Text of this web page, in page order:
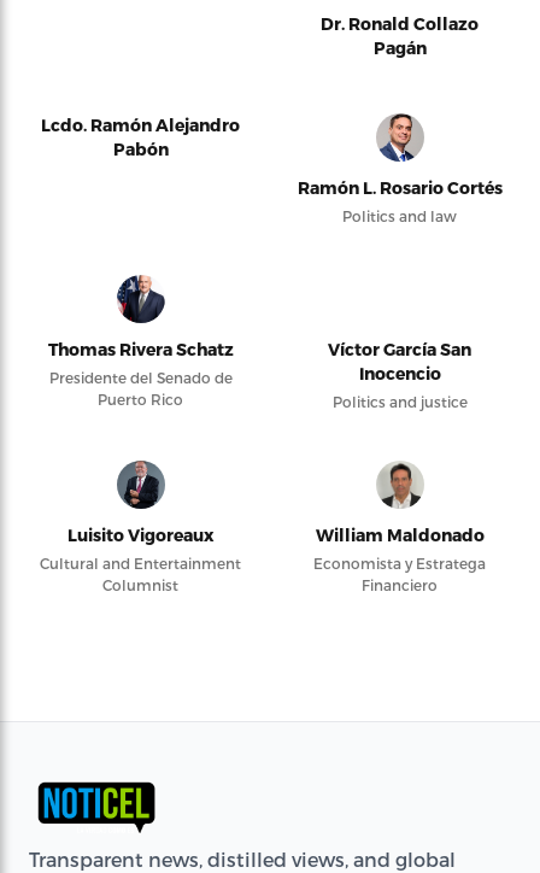
Dr. Ronald Collazo
Pagán
Lcdo. Ramón Alejandro
Pabón
Ramón L. Rosario Cortés
Politics and law
Thomas Rivera Schatz
Presidente del Senado de
Puerto Rico
Víctor García San
Inocencio
Politics and justice
Luisito Vigoreaux
Cultural and Entertainment
Columnist
William Maldonado
Economista y Estratega
Financiero
Transparent news, distilled views, and global